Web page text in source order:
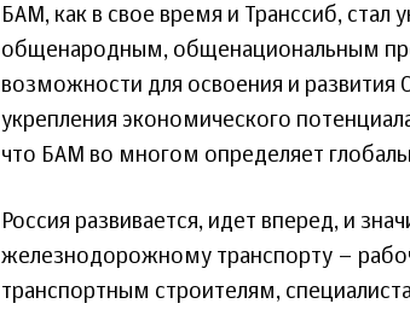
БАМ, как в свое время и Транссиб, стал
общенародным, общенациональным
возможности для освоения и развития
укрепления экономического
что БАМ во многом определяет
Россия развивается, идет вперед, и
железнодорожному транспорту –
транспортным строителям,